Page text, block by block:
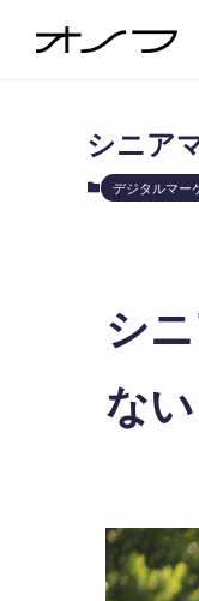
シニア
デジタルマー
シ
な